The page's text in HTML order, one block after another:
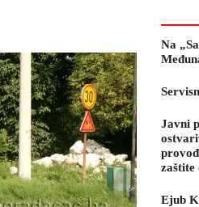
Na
Javni
zaštite
Ejub